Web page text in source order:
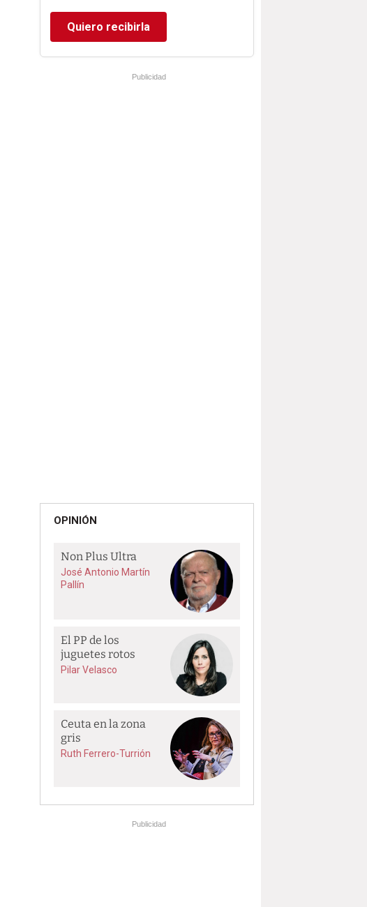
Quiero recibirla
Publicidad
OPINIÓN
Non Plus Ultra
José Antonio Martín
Pallín
El PP de los
juguetes rotos
Pilar Velasco
Ceuta en la zona
gris
Ruth Ferrero-Turrión
Publicidad